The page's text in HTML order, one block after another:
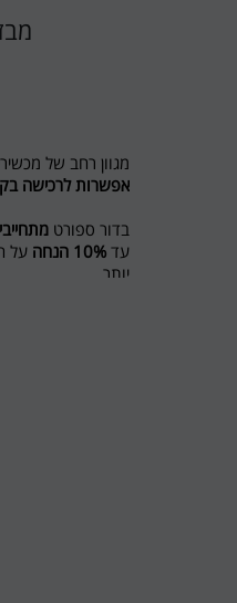
מגוון רחב של
אפשרות לרכישה
בדור ספורט
עד
על
יותר